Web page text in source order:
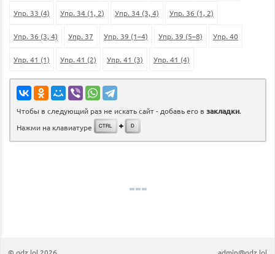
Упр. 33 (4) Упр. 34 (1, 2) Упр. 34 (3, 4) Упр. 36 (1, 2)
Упр. 36 (3, 4) Упр. 37 Упр. 39 (1–4) Упр. 39 (5–8) Упр. 40
Упр. 41 (1) Упр. 41 (2) Упр. 41 (3) Упр. 41 (4)
Чтобы в следующий раз не искать сайт - добавь его в закладки.
Нажми на клавиатуре